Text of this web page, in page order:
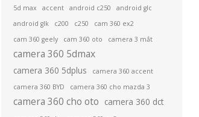
5d max accent android c250
android glc
android glk
c200 c250
cam 360 ex2
cam 360 geely
cam 360 oto camera 3 mắt
camera 360 5dmax
camera 360 5dplus
camera 360 accent
camera 360 BYD
camera 360 cho mazda 3
camera 360 cho oto camera 360 dct